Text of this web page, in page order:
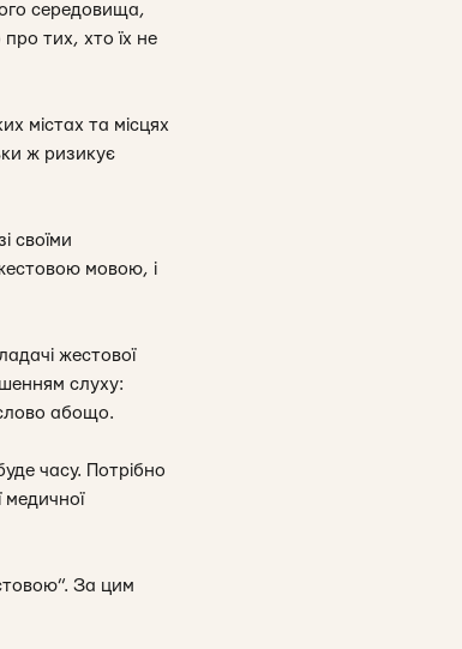
середовища,
тих, хто їх не
містах та місцях
ж ризикує
своїми
жестовою мовою, і
жестової
слуху:
абощо.
часу. Потрібно
За цим